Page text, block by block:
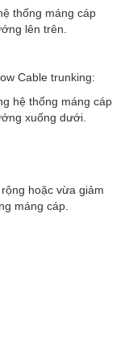
thống máng cáp
lên trên.
Cable trunking:
hệ thống máng cáp
xuống dưới.
hoặc vừa giảm
máng cáp.